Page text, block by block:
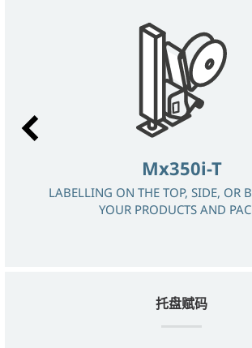
Mx350i-T
LABELLING ON THE TOP, SIDE, OR
YOUR PRODUCTS AND
托盘赋码